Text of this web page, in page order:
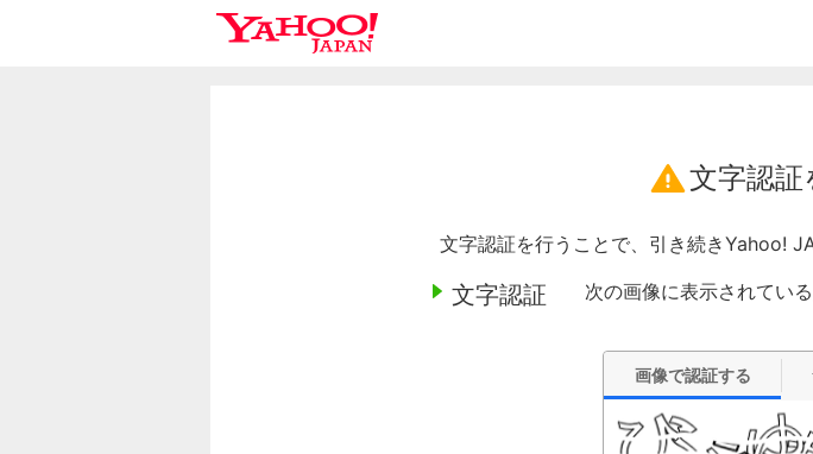
文字認
文字認証を行うことで、引き続きYahoo!
文字認証 次の画像に表示されてい
画像で認証する